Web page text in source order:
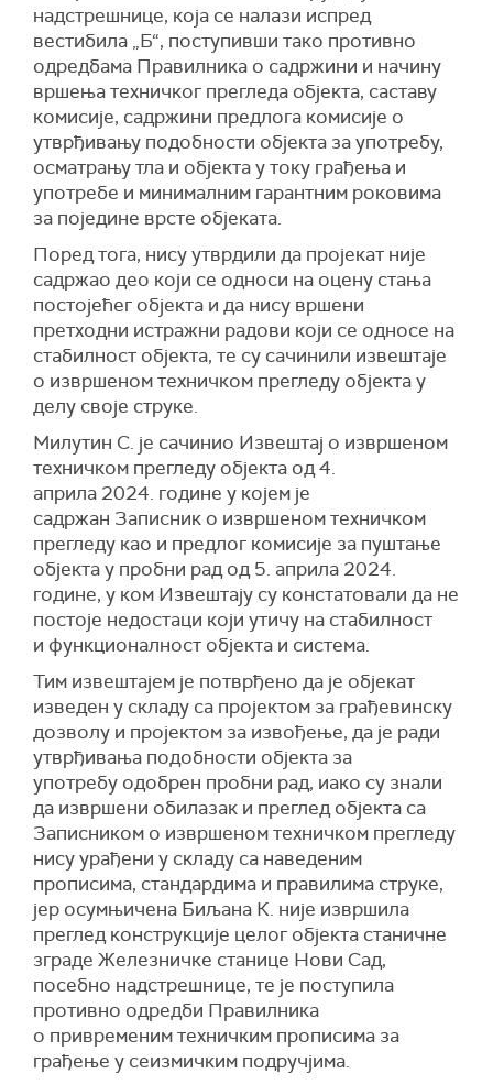
надстрешнице, која се налази испред
вестибила „Б“, поступивши тако противно
одредбама Правилника о садржини и начину
вршења техничког прегледа објекта, саставу
комисије, садржини предлога комисије о
утврђивању подобности објекта за употребу,
осматрању тла и објекта у току грађења и
употребе и минималним гарантним роковима
за поједине врсте објеката.
Поред тога, нису утврдили да пројекат није
садржао део који се односи на оцену стања
постојећег објекта и да нису вршени
претходни истражни радови који се односе на
стабилност објекта, те су сачинили извештаје
о извршеном техничком прегледу објекта у
делу своје струке.
Милутин С. је сачинио Извештај о извршеном
техничком прегледу објекта од 4.
априла 2024. године у којем је
садржан Записник о извршеном техничком
прегледу као и предлог комисије за пуштање
објекта у пробни рад од 5. априла 2024.
године, у ком Извештају су констатовали да не
постоје недостаци који утичу на стабилност
и функционалност објекта и система.
Тим извештајем је потврђено да је објекат
изведен у складу са пројектом за грађевинску
дозволу и пројектом за извођење, да је ради
утврђивања подобности објекта за
употребу одобрен пробни рад, иако су знали
да извршени обилазак и преглед објекта са
Записником о извршеном техничком прегледу
нису урађени у складу са наведеним
прописима, стандардима и правилима струке,
јер осумњичена Биљана К. није извршила
преглед конструкције целог објекта станичне
зграде Железничке станице Нови Сад,
посебно надстрешнице, те је поступила
противно одредби Правилника
о привременим техничким прописима за
грађење у сеизмичким подручјима.